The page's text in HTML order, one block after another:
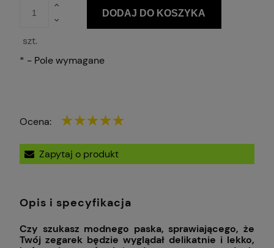
szt.
DODAJ DO KOSZYKA
* - Pole wymagane
Ocena:
Zapytaj o produkt
Opis i specyfikacja
Czy szukasz modnego paska, sprawiającego, że
Twój zegarek będzie wyglądał delikatnie i lekko,